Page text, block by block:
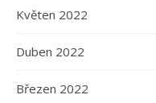
Květen 2022
Duben 2022
Březen 2022